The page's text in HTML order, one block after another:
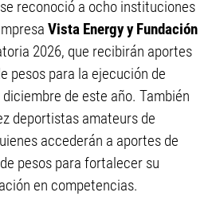
reconoció a ocho instituciones
Vista Energy y Fundación
2026, que recibirán aportes
pesos para la ejecución de
de este año. También
deportistas amateurs de
accederán a aportes de
pesos para fortalecer su
en competencias.